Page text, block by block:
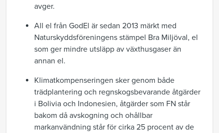
avger.
All el från GodEl är sedan 2013 märkt med
Naturskyddsföreningens stämpel Bra Miljöval, el
som ger mindre utsläpp av växthusgaser än
annan el.
Klimatkompenseringen sker genom både
trädplantering och regnskogsbevarande åtgärder
i Bolivia och Indonesien, åtgärder som FN står
bakom då avskogning och ohållbar
markanvändning står för cirka 25 procent av de